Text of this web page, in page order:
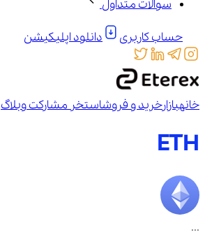
سوالات متداول
حساب کاربری دانلود اپلیکیشن
خانهبازارخرید و فروشاستخر مشارکتوبلاگ
ETH
...